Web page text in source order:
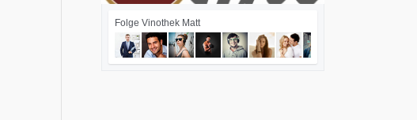
Folge Vinothek Matt